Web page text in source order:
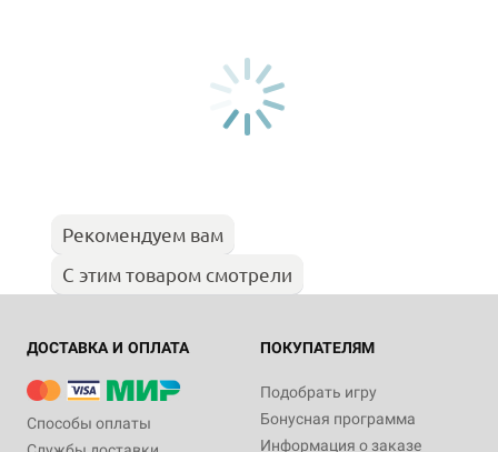
Рекомендуем вам
С этим товаром смотрели
ДОСТАВКА И ОПЛАТА
Способы оплаты
ПОКУПАТЕЛЯМ
Подобрать игру
Бонусная программа
Информация о заказе